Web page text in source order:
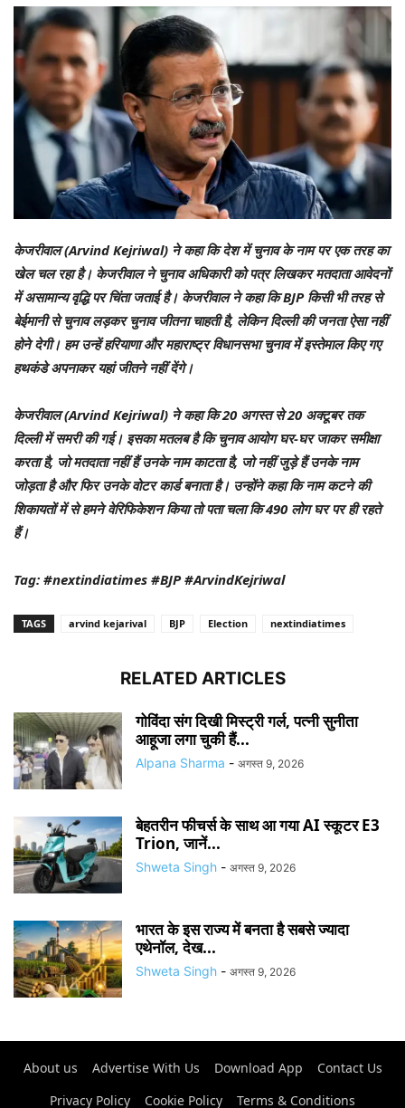
केजरीवाल (Arvind Kejriwal) ने कहा कि देश में चुनाव के नाम पर एक तरह का
खेल चल रहा है। केजरीवाल ने चुनाव अधिकारी को पत्र लिखकर मतदाता आवेदनों
में असामान्य वृद्धि पर चिंता जताई है। केजरीवाल ने कहा कि BJP किसी भी तरह से
बेईमानी से चुनाव लड़कर चुनाव जीतना चाहती है, लेकिन दिल्ली की जनता ऐसा नहीं
होने देगी। हम उन्हें हरियाणा और महाराष्ट्र विधानसभा चुनाव में इस्तेमाल किए गए
हथकंडे अपनाकर यहां जीतने नहीं देंगे।
केजरीवाल (Arvind Kejriwal) ने कहा कि 20 अगस्त से 20 अक्टूबर तक
दिल्ली में समरी की गई। इसका मतलब है कि चुनाव आयोग घर-घर जाकर समीक्षा
करता है, जो मतदाता नहीं हैं उनके नाम काटता है, जो नहीं जुड़े हैं उनके नाम
जोड़ता है और फिर उनके वोटर कार्ड बनाता है। उन्होंने कहा कि नाम कटने की
शिकायतों में से हमने वेरिफिकेशन किया तो पता चला कि 490 लोग घर पर ही रहते
हैं।
Tag: #nextindiatimes #BJP #ArvindKejriwal
TAGS arvind kejarival BJP Election nextindiatimes
RELATED ARTICLES
गोविंदा संग दिखी मिस्ट्री गर्ल, पत्नी सुनीता
आहूजा लगा चुकी हैं...
Alpana Sharma - अगस्त 9, 2026
बेहतरीन फीचर्स के साथ आ गया AI स्कूटर E3
Trion, जानें...
Shweta Singh - अगस्त 9, 2026
भारत के इस राज्य में बनता है सबसे ज्यादा
एथेनॉल, देख...
Shweta Singh - अगस्त 9, 2026
About us Advertise With Us Download App
Contact Us
Privacy Policy
Cookie Policy Terms & Conditions